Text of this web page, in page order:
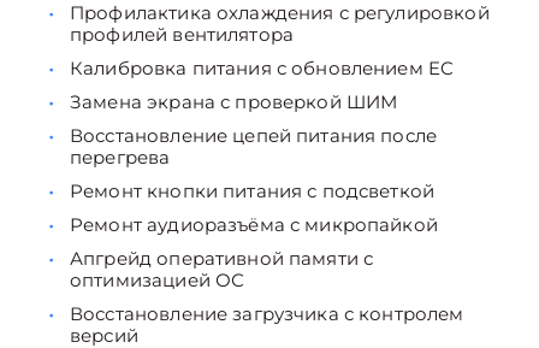
Профилактика охлаждения с регулировкой
профилей вентилятора
Калибровка питания с обновлением EC
Замена экрана с проверкой ШИМ
Восстановление цепей питания после
перегрева
Ремонт кнопки питания с подсветкой
Ремонт аудиоразъёма с микропайкой
Апгрейд оперативной памяти с
оптимизацией ОС
Восстановление загрузчика с контролем
версий